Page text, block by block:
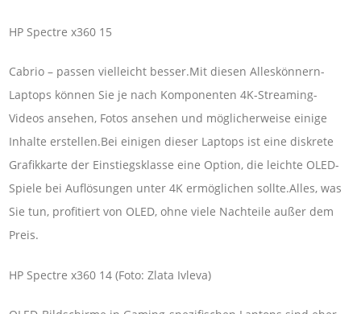
HP Spectre x360 15
Cabrio – passen vielleicht besser.Mit diesen Alleskönnern-
Laptops können Sie je nach Komponenten 4K-Streaming-
Videos ansehen, Fotos ansehen und möglicherweise einige
Inhalte erstellen.Bei einigen dieser Laptops ist eine diskrete
Grafikkarte der Einstiegsklasse eine Option, die leichte OLED-
Spiele bei Auflösungen unter 4K ermöglichen sollte.Alles, was
Sie tun, profitiert von OLED, ohne viele Nachteile außer dem
Preis.
HP Spectre x360 14 (Foto: Zlata Ivleva)